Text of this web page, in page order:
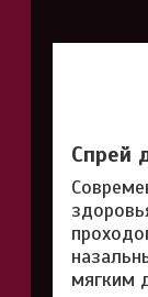
Спрей
мягким